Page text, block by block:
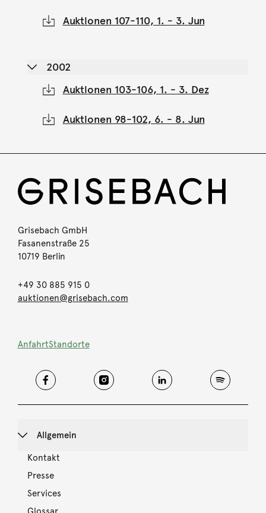
Auktionen 107-110, 1. - 3. Jun
2002
Auktionen 103-106, 1. - 3. Dez
Auktionen 98-102, 6. - 8. Jun
Grisebach GmbH
Fasanenstraße 25
10719 Berlin
+49 30 885 915 0
auktionen@grisebach.com
AnfahrtStandorte
Allgemein
Kontakt
Presse
Services